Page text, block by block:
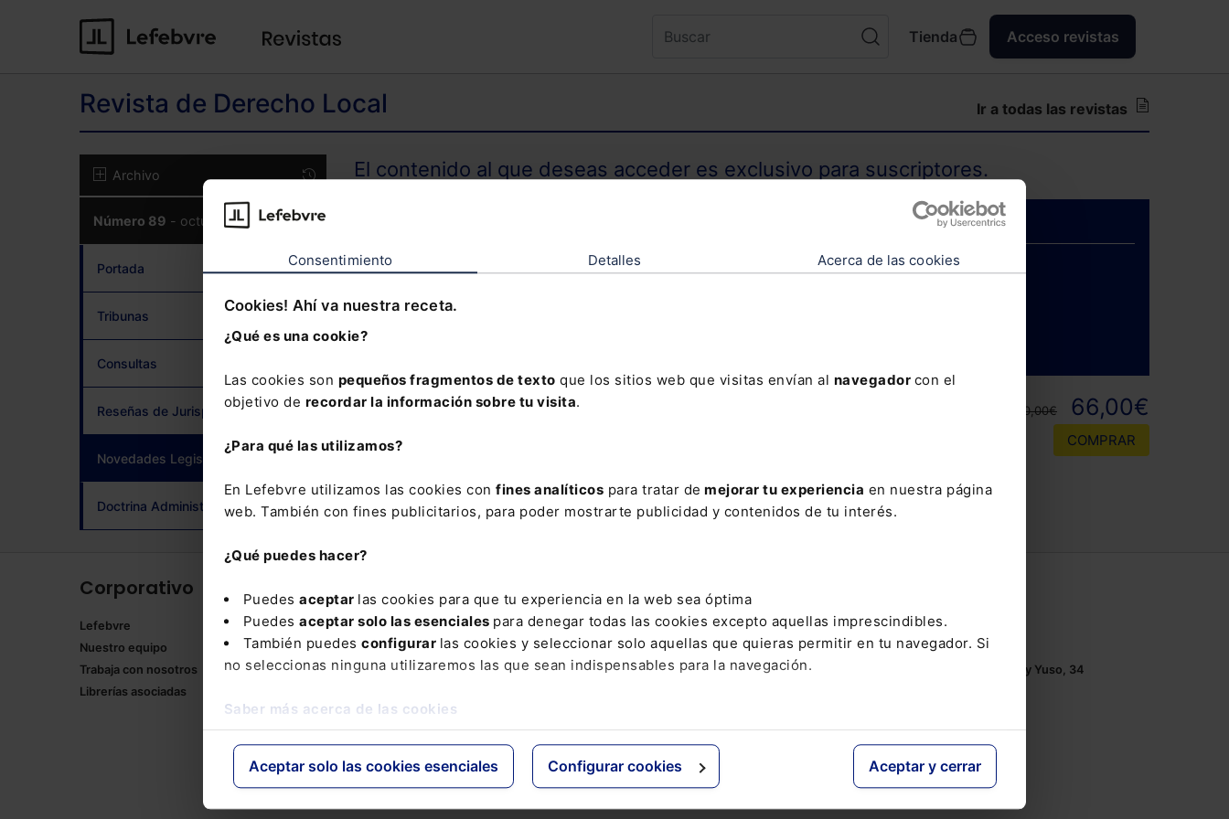
Consentimiento Detalles Acerca de las cookies
Cookies! Ahí va nuestra receta.
¿Qué es una cookie?
Las cookies son pequeños fragmentos de texto que los sitios web que visitas envían al navegador con el
objetivo de recordar la información sobre tu visita.
¿Para qué las utilizamos?
En Lefebvre utilizamos las cookies con fines analíticos para tratar de mejorar tu experiencia en nuestra página
web. También con fines publicitarios, para poder mostrarte publicidad y contenidos de tu interés.
¿Qué puedes hacer?
Puedes aceptar las cookies para que tu experiencia en la web sea óptima
Puedes aceptar solo las esenciales para denegar todas las cookies excepto aquellas imprescindibles.
También puedes configurar las cookies y seleccionar solo aquellas que quieras permitir en tu navegador. Si
no seleccionas ninguna utilizaremos las que sean indispensables para la navegación.
Saber más acerca de las cookies
Aceptar solo las cookies esenciales Configurar cookies Aceptar y cerrar
Tienda Acceso revistas
Revista de Derecho Local Ir a todas las revistas
Archivo
Número 89 - octubre 2020
Portada
Tribunas
Consultas
Reseñas de Jurisprudencia
Novedades Legislativas (current)
Doctrina Administrativa
El contenido al que deseas acceder es exclusivo para suscriptores.
Si todavía no te has suscrito, no pierdas está oportunidad y
adquiere tu acceso con un
110,00€ 66,00€
COMPRAR
Corporativo
Lefebvre
Nuestro equipo
Trabaja con nosotros
Librerías asociadas
Productos
Mementos
Formularios Jurídicos
Manuales de Derecho
Mementos Expertos
Códigos Comentados
Grupo Lefebvre
ELS
El Derecho
Espacio Asesoría
Tel.: 91 210 80 00
Mándanos unemail
Monasterios de Suso y Yuso, 34